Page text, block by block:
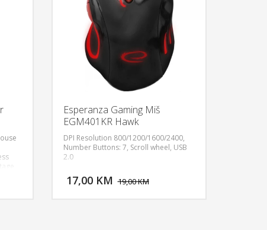
KORPU
Esperanza Gaming Miš
EGM401KR Hawk
DPI Resolution 800/1200/1600/2400,
Number Buttons: 7, Scroll wheel, USB
2.0
17,00 KM 19,00 KM